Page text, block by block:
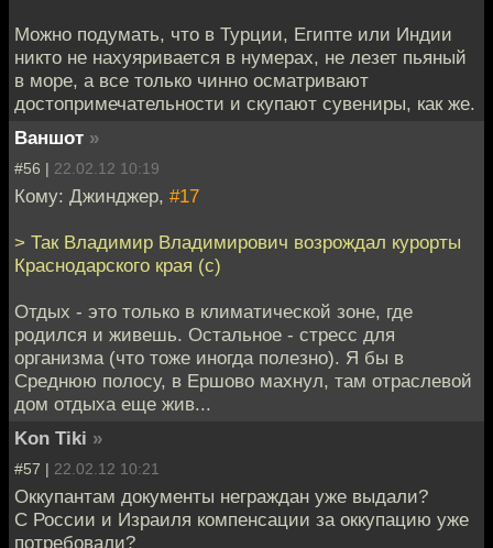
Можно подумать, что в Турции, Египте или Индии
никто не нахуяривается в нумерах, не лезет пьяный
в море, а все только чинно осматривают
достопримечательности и скупают сувениры, как же.
Ваншот »
#56 | 22.02.12 10:19
Кому: Джинджер, #17
> Так Владимир Владимирович возрождал курорты
Краснодарского края (с)
Отдых - это только в климатической зоне, где
родился и живешь. Остальное - стресс для
организма (что тоже иногда полезно). Я бы в
Среднюю полосу, в Ершово махнул, там отраслевой
дом отдыха еще жив...
Kon Tiki »
#57 | 22.02.12 10:21
Оккупантам документы неграждан уже выдали?
С России и Израиля компенсации за оккупацию уже
потребовали?